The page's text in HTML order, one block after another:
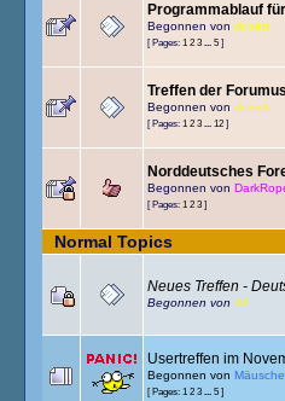
Programmablauf
Begonnen vondr.nett
[ Pages:1 2 3 ...5 ]
Treffen der
Begonnen vondr.nett
[ Pages:1 2 3 ...12 ]
Norddeutsches
Begonnen von
[ Pages:1 2 3 ]
Normal Topics
Neues Treffen -
Begonnen vonAli
Usertreffen im
Begonnen von
[ Pages:1 2 3 ...5 ]